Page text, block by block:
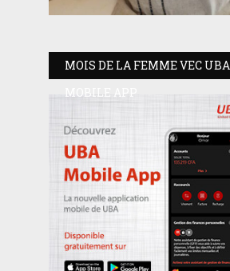
MOIS DE LA FEMME VEC UBA
MOBILE APP